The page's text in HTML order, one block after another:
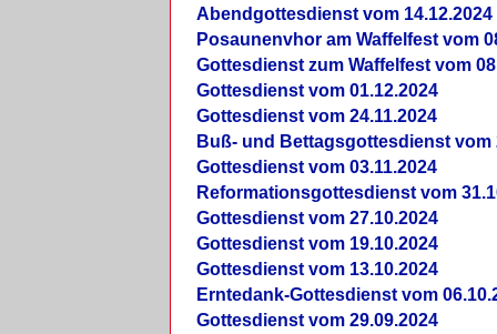
Abendgottesdienst vom 14.12.2024
Posaunenvhor am Waffelfest vom
Gottesdienst zum Waffelfest vom
Gottesdienst vom 01.12.2024
Gottesdienst vom 24.11.2024
Buß- und Bettagsgottesdienst vom
Gottesdienst vom 03.11.2024
Reformationsgottesdienst vom
Gottesdienst vom 27.10.2024
Gottesdienst vom 19.10.2024
Gottesdienst vom 13.10.2024
Erntedank-Gottesdienst vom
Gottesdienst vom 29.09.2024